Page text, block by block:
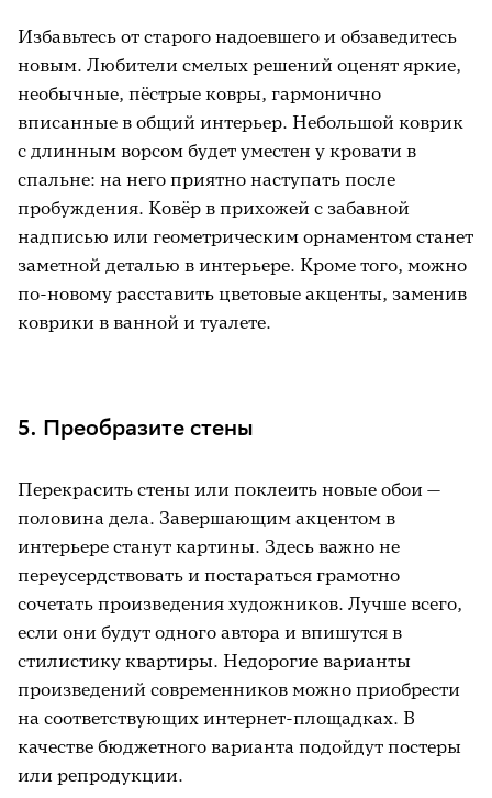
Избавьтесь от старого надоевшего и обзаведитесь
новым. Любители смелых решений оценят яркие,
необычные, пёстрые ковры, гармонично
вписанные в общий интерьер. Небольшой коврик
с длинным ворсом будет уместен у кровати в
спальне: на него приятно наступать после
пробуждения. Ковёр в прихожей с забавной
надписью или геометрическим орнаментом станет
заметной деталью в интерьере. Кроме того, можно
по-новому расставить цветовые акценты, заменив
коврики в ванной и туалете.
5. Преобразите стены
Перекрасить стены или поклеить новые обои —
половина дела. Завершающим акцентом в
интерьере станут картины. Здесь важно не
переусердствовать и постараться грамотно
сочетать произведения художников. Лучше всего,
если они будут одного автора и впишутся в
стилистику квартиры. Недорогие варианты
произведений современников можно приобрести
на соответствующих интернет-площадках. В
качестве бюджетного варианта подойдут постеры
или репродукции.